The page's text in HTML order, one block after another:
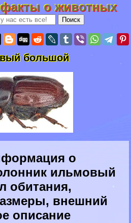
факты о животных
большой
о
ильмовый
обитания,
внешний
описание